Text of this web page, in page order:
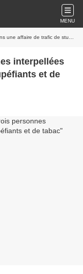
MENU
de trafic de stupéfiants et de tabac
interpellées
et de